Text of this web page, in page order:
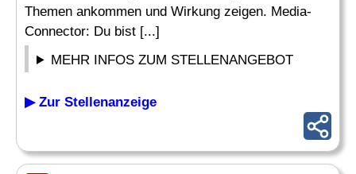
Themen ankommen und Wirkung zeigen. Media-
Connector: Du bist [...]
MEHR INFOS ZUM STELLENANGEBOT
▶ Zur Stellenanzeige